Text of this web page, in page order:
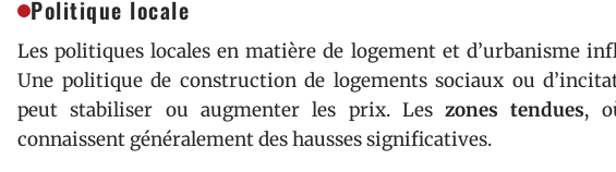
Politique locale
Les politiques locales en matière de logement et d’urbanisme
Une politique de construction de logements sociaux ou
peut stabiliser ou augmenter les prix. Leszones tendues,
connaissent généralement des hausses significatives.